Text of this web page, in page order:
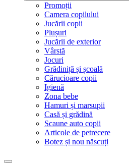
Promoții
Camera copilului
Jucării copii
Plușuri
Jucării de exterior
Vârstă
Jocuri
Grădiniță și școală
Cărucioare copii
Igienă
Zona bebe
Hamuri și marsupii
Casă și grădină
Scaune auto copii
Articole de petrecere
Botez și nou născuți